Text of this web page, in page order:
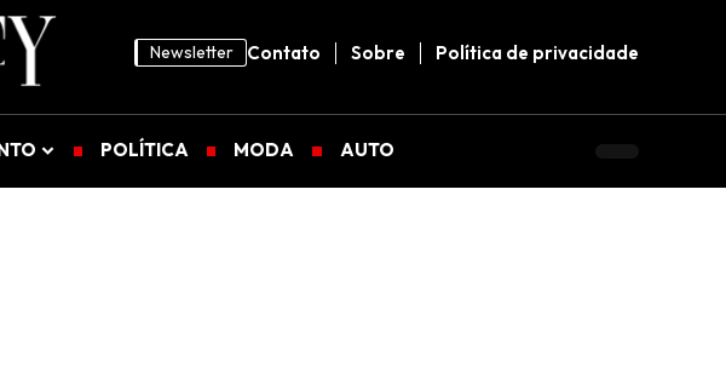
Newsletter Contato Sobre Política de privacidade
POLÍTICA MODA AUTO